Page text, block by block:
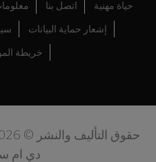
حياة مهنية اتصل بنا
إشعار حماية البيانات
خريطة
دي ام